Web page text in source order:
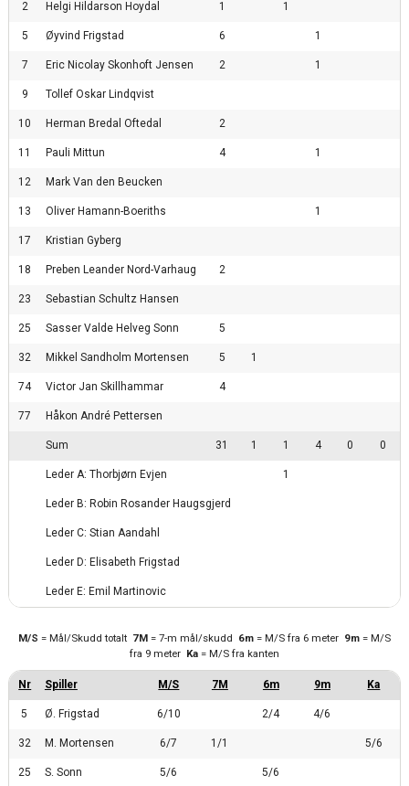
2 Helgi Hildarson Hoydal 1 1
5 Øyvind Frigstad 6 1
7 Eric Nicolay Skonhoft Jensen 2 1
9 Tollef Oskar Lindqvist
10 Herman Bredal Oftedal 2
11 Pauli Mittun 4 1
12 Mark Van den Beucken
13 Oliver Hamann-Boeriths 1
17 Kristian Gyberg
18 Preben Leander Nord-Varhaug 2
23 Sebastian Schultz Hansen
25 Sasser Valde Helveg Sonn 5
32 Mikkel Sandholm Mortensen 5 1
74 Victor Jan Skillhammar 4
77 Håkon André Pettersen
Sum 31 1 1 4 0 0
Leder A: Thorbjørn Evjen 1
Leder B: Robin Rosander Haugsgjerd
Leder C: Stian Aandahl
Leder D: Elisabeth Frigstad
Leder E: Emil Martinovic
5 Ø. Frigstad 6/10 2/4 4/6
32 M. Mortensen 6/7 1/1 5/6
25 S. Sonn 5/6 5/6
M/S = Mål/Skudd totalt 7M= 7-m mål/skudd 6m= M/S fra 6 meter 9m= M/S
fra 9 meter Ka= M/S fra kanten